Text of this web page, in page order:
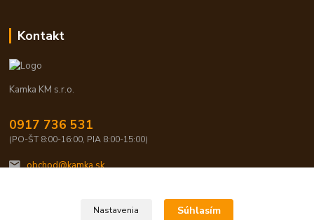
Kontakt
Kamka KM s.r.o.
0917 736 531
(PO-ŠT 8:00-16:00, PIA 8:00-15:00)
obchod@kamka.sk
Nastavenia Súhlasím